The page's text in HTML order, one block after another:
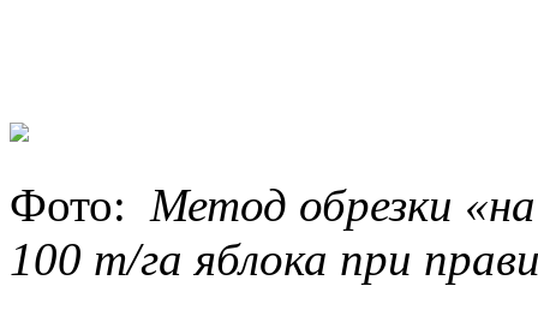
Фото: Метод обрезки
100 т/га яблока при